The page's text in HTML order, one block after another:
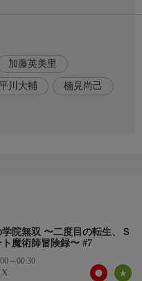
ないまま、彼やマーリンの
エフタルはーー。
い物を楽しむことに。そし
たがーー。
加藤英美里
川大輔 楠見尚己
院無双 〜二度目の転生、Ｓ
魔術師冒険録〜 #7
～00:30